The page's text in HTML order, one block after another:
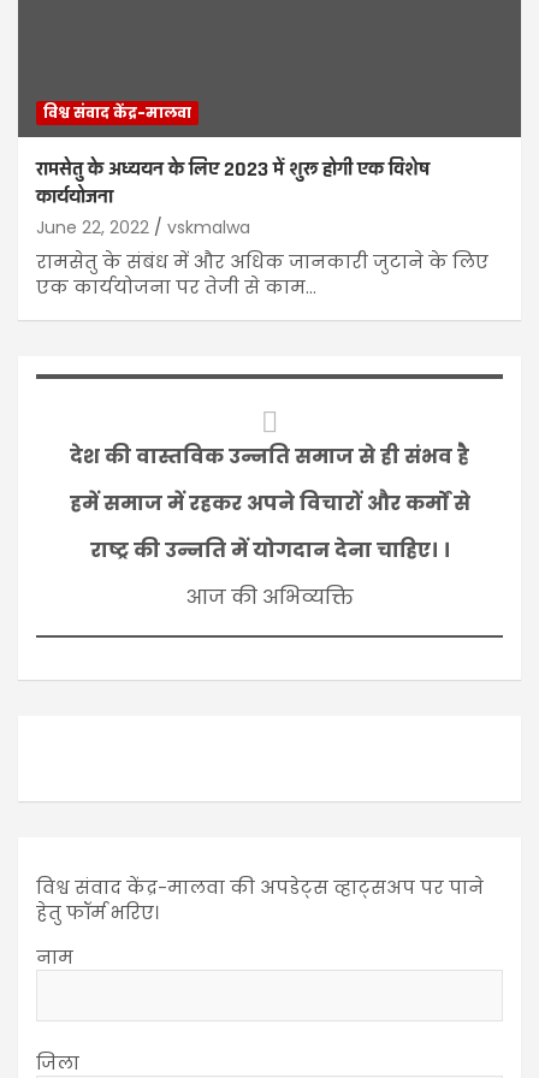
विश्व संवाद केंद्र-मालवा
रामसेतु के अध्ययन के लिए 2023 में शुरू होगी एक विशेष
कार्ययोजना
June 22, 2022 vskmalwa
रामसेतु के संबंध में और अधिक जानकारी जुटाने के लिए
एक कार्ययोजना पर तेजी से काम…
देश की वास्तविक उन्नति समाज से ही संभव है
हमें समाज में रहकर अपने विचारों और कर्मों से
राष्ट्र की उन्नति में योगदान देना चाहिए। ।
आज की अभिव्यक्ति
विश्व संवाद केंद्र-मालवा की अपडेट्स व्हाट्सअप पर पाने
हेतु फॉर्म भरिए।
नाम
जिला